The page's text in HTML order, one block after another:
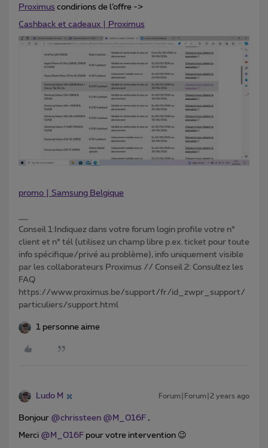
Proximus condirions de l’offre ->
Cashback et cadeaux | Proximus
promo | Samsung Belgique
Conseil 1:Indiquez dans votre forum login profile votre n°
client et n° tél (utilisez un champ libre p.ex. ticket pour toute
info spécifique/privé au problème), info uniquement visible
par les collaborateurs Proximus // Conseil 2: Consultez les
FAQ
https://www.proximus.be/support/fr/id_zwpr_support/
particuliers/support.html
1 personne aime
Ludo M Forum|Forum|2 years ago
Bonjour @chrissteen @M_016F ,
Merci @M_016F pour votre intervention 😉